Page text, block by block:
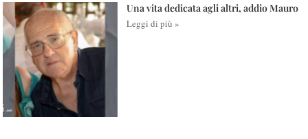
Una vita dedicata agli altri, addio Mauro
Leggi di più »